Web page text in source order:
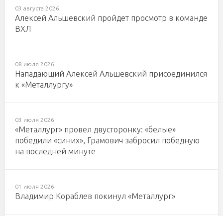
03 августа 2026
Алексей Альшевский пройдет просмотр в команде
ВХЛ
08 июля 2026
Нападающий Алексей Альшевский присоединился
к «Металлургу»
03 июля 2026
«Металлург» провел двусторонку: «белые»
победили «синих», Грамович забросил победную
на последней минуте
01 июля 2026
Владимир Кораблев покинул «Металлург»